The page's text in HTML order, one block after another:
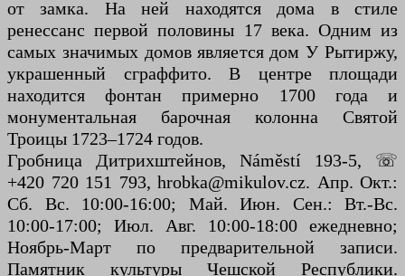
от замка. На ней находятся дома в стиле
ренессанс первой половины 17 века. Одним из
самых значимых домов является дом У Рытиржу,
украшенный сграффито. В центре площади
находится фонтан примерно 1700 года и
монументальная барочная колонна Святой
Троицы 1723–1724 годов.
Гробница Дитрихштейнов, Náměstí 193-5, ☏
+420 720 151 793, hrobka@mikulov.cz. Апр. Окт.:
Сб. Вс. 10:00-16:00; Май. Июн. Сен.: Вт.-Вс.
10:00-17:00; Июл. Авг. 10:00-18:00 ежедневно;
Ноябрь-Март по предварительной записи.
Памятник культуры Чешской Республики.